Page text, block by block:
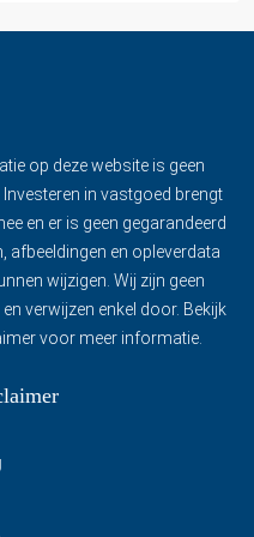
op deze website is geen
in vastgoed brengt
en er is geen gegarandeerd
afbeeldingen en opleverdata
wijzigen. Wij zijn geen
verwijzen enkel door. Bekijk
voor meer informatie.